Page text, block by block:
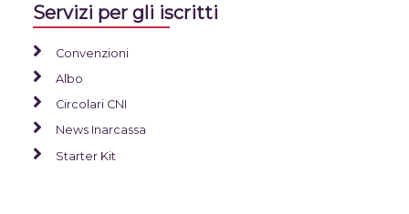
Servizi per gli iscritti
Convenzioni
Albo
Circolari CNI
News Inarcassa
Starter Kit